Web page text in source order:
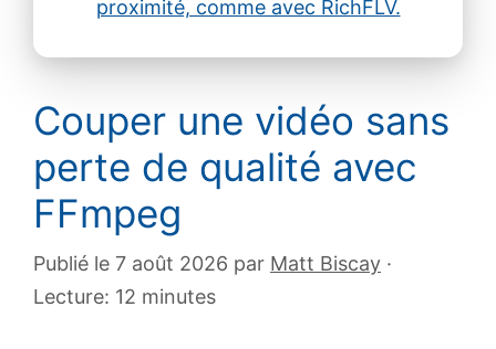
Couper une vidéo sans
perte de qualité avec
FFmpeg
Publié le 7 août 2026 par Matt Biscay ·
Lecture: 12 minutes